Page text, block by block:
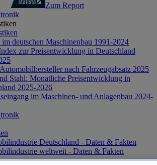
Zum Report
im deutschen Maschinenbau 1991-2024
zur Preisentwicklung in Deutschland
nach Fahrzeugabsatz 2025
Stahl: Monatliche Preisentwicklung in
2025-2026
im Maschinen- und Anlagenbau 2024-
Deutschland - Daten & Fakten
weltweit - Daten & Fakten